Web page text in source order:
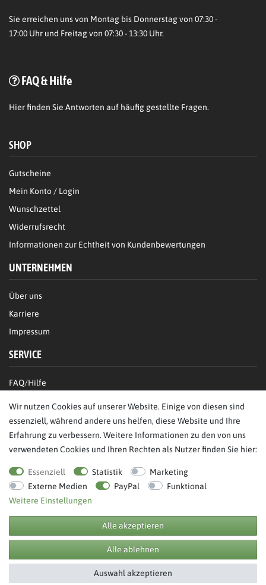
Sie erreichen uns von Montag bis Donnerstag von 07:30 -
17:00 Uhr und Freitag von 07:30 - 13:30 Uhr.
FAQ & Hilfe
Hierfinden Sie Antworten auf häufig gestellte Fragen.
SHOP
Gutscheine
Mein Konto / Login
Wunschzettel
Widerrufsrecht
Informationen zur Echtheit von Kundenbewertungen
UNTERNEHMEN
Über uns
Karriere
Impressum
SERVICE
FAQ/Hilfe
Datenschutz
AGB
Bestellung widerrufen
© Copyright 2026 BB Sport GmbH & Co KG. Alle Rechte vorbehalten.
**UVP = Unverbindliche Preisempfehlung des Herstellers
Wir nutzen Cookies auf unserer Website. Einige von diesen sind
essenziell, während andere uns helfen, diese Website und Ihre
Erfahrung zu verbessern. Weitere Informationen zu den von uns
verwendeten Cookies und Ihren Rechten als Nutzer finden Sie hier:
Essenziell Statistik
Marketing
Externe Medien
PayPal
Funktional
Weitere Einstellungen
Alle akzeptieren
Alle ablehnen
Auswahl akzeptieren